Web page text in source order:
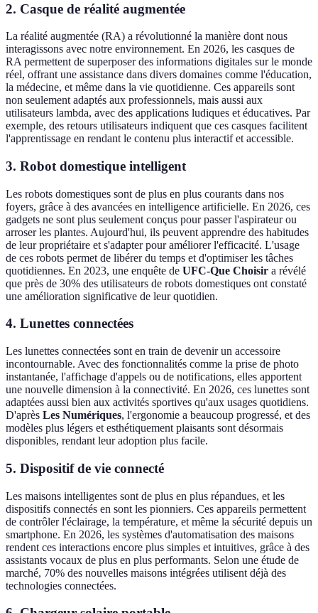
2. Casque de réalité augmentée
La réalité augmentée (RA) a révolutionné la manière dont nous
interagissons avec notre environnement. En 2026, les casques de
RA permettent de superposer des informations digitales sur le monde
réel, offrant une assistance dans divers domaines comme l'éducation,
la médecine, et même dans la vie quotidienne. Ces appareils sont
non seulement adaptés aux professionnels, mais aussi aux
utilisateurs lambda, avec des applications ludiques et éducatives. Par
exemple, des retours utilisateurs indiquent que ces casques facilitent
l'apprentissage en rendant le contenu plus interactif et accessible.
3. Robot domestique intelligent
Les robots domestiques sont de plus en plus courants dans nos
foyers, grâce à des avancées en intelligence artificielle. En 2026, ces
gadgets ne sont plus seulement conçus pour passer l'aspirateur ou
arroser les plantes. Aujourd'hui, ils peuvent apprendre des habitudes
de leur propriétaire et s'adapter pour améliorer l'efficacité. L'usage
de ces robots permet de libérer du temps et d'optimiser les tâches
quotidiennes. En 2023, une enquête de UFC-Que Choisir a révélé
que près de 30% des utilisateurs de robots domestiques ont constaté
une amélioration significative de leur quotidien.
4. Lunettes connectées
Les lunettes connectées sont en train de devenir un accessoire
incontournable. Avec des fonctionnalités comme la prise de photo
instantanée, l'affichage d'appels ou de notifications, elles apportent
une nouvelle dimension à la connectivité. En 2026, ces lunettes sont
adaptées aussi bien aux activités sportives qu'aux usages quotidiens.
D'après Les Numériques, l'ergonomie a beaucoup progressé, et des
modèles plus légers et esthétiquement plaisants sont désormais
disponibles, rendant leur adoption plus facile.
5. Dispositif de vie connecté
Les maisons intelligentes sont de plus en plus répandues, et les
dispositifs connectés en sont les pionniers. Ces appareils permettent
de contrôler l'éclairage, la température, et même la sécurité depuis un
smartphone. En 2026, les systèmes d'automatisation des maisons
rendent ces interactions encore plus simples et intuitives, grâce à des
assistants vocaux de plus en plus performants. Selon une étude de
marché, 70% des nouvelles maisons intégrées utilisent déjà des
technologies connectées.